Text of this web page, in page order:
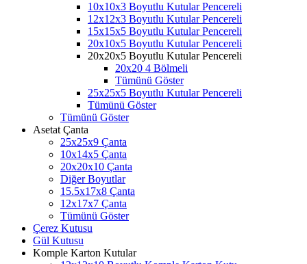
10x10x3 Boyutlu Kutular Pencereli
12x12x3 Boyutlu Kutular Pencereli
15x15x5 Boyutlu Kutular Pencereli
20x10x5 Boyutlu Kutular Pencereli
20x20x5 Boyutlu Kutular Pencereli
20x20 4 Bölmeli
Tümünü Göster
25x25x5 Boyutlu Kutular Pencereli
Tümünü Göster
Tümünü Göster
Asetat Çanta
25x25x9 Çanta
10x14x5 Çanta
20x20x10 Çanta
Diğer Boyutlar
15.5x17x8 Çanta
12x17x7 Çanta
Tümünü Göster
Çerez Kutusu
Gül Kutusu
Komple Karton Kutular